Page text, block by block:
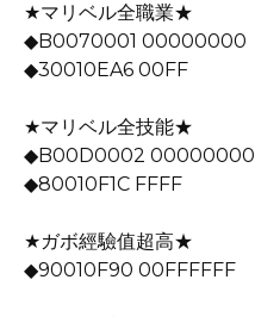
★マリベル全職業★
◆B0070001 00000000
◆30010EA6 00FF
★マリベル全技能★
◆B00D0002 00000000
◆80010F1C FFFF
★ガボ經驗值超高★
◆90010F90 00FFFFFF